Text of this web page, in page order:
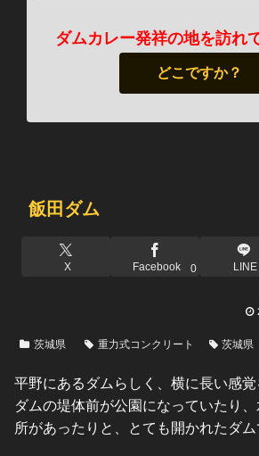
ダムカレー発祥の地を訪れ
どこですか？
飯田ダム
X Facebook 0 LINE
茨城県 重力式コンクリート 茨城県
平野にあるダムらしく、横に長い感覚
ダムの堤体前が公園になっていたり
所があったりと、とても開かれたダム